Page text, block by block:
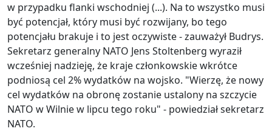
w przypadku flanki wschodniej (...). Na to wszystko musi
być potencjał, który musi być rozwijany, bo tego
potencjału brakuje i to jest oczywiste - zauważył Budrys.
Sekretarz generalny NATO Jens Stoltenberg wyraził
wcześniej nadzieję, że kraje członkowskie wkrótce
podniosą cel 2% wydatków na wojsko. "Wierzę, że nowy
cel wydatków na obronę zostanie ustalony na szczycie
NATO w Wilnie w lipcu tego roku" - powiedział sekretarz
NATO.